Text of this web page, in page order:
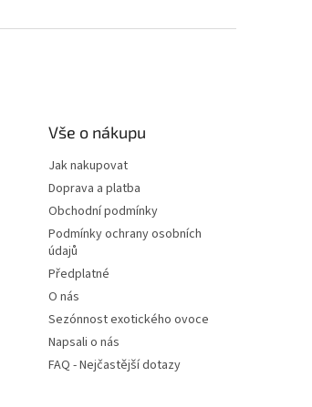
Vše o nákupu
Jak nakupovat
Doprava a platba
Obchodní podmínky
Podmínky ochrany osobních
údajů
Předplatné
O nás
Sezónnost exotického ovoce
Napsali o nás
FAQ - Nejčastější dotazy